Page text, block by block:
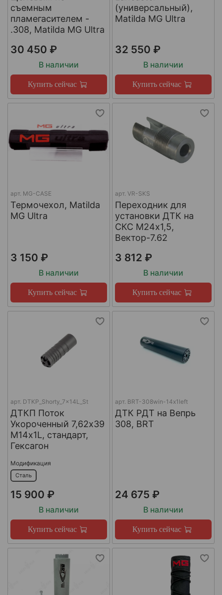
съемным
пламегасителем -
.308, Matilda MG Ultra
30 450 ₽
В наличии
Купить сейчас
(универсальный),
Matilda MG Ultra
32 550 ₽
В наличии
Купить сейчас
арт. MG-CASE
Термочехол, Matilda
MG Ultra
3 150 ₽
В наличии
Купить сейчас
арт. VR-SKS
Переходник для
установки ДТК на
СКС М24х1,5,
Вектор-7.62
3 812 ₽
В наличии
Купить сейчас
арт. DTKP_Shorty_7x14L_St
ДТКП Поток
Укороченный 7,62х39
М14х1L, стандарт,
Гексагон
Модификация
Сталь
15 900 ₽
В наличии
Купить сейчас
арт. BRT-308win-14х1left
ДТК РДТ на Вепрь
308, BRT
24 675 ₽
В наличии
Купить сейчас